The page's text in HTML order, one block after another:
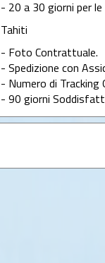
- 20 a 30 giorni per
Tahiti
- Foto Contrattuale.
- Spedizione con
- Numero di Tracking
- 90 giorni